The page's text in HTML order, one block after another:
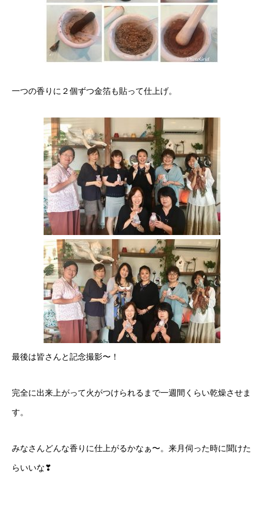
一つの香りに２個ずつ金箔も貼って仕上げ。
最後は皆さんと記念撮影〜！
完全に出来上がって火がつけられるまで一週間くらい乾燥させま
す。
みなさんどんな香りに仕上がるかなぁ〜。来月伺った時に聞けた
らいいな❣